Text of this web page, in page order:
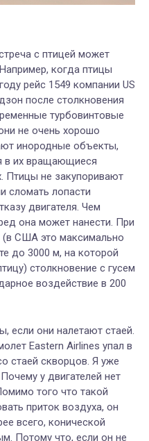
с птицей может
когда птицы
рейс 1549 компании US
после столкновения
турбовинтовые
не очень хорошо
инородные объекты,
в их вращающиеся
Птицы не закупоривают
сломать лопасти
двигателя. Чем
она может нанести. При
(в США это максимально
до 3000 м, на которой
столкновение с гусем
воздействие в 200
если они налетают стаей.
Eastern Airlines упал в
стаей скворцов. Я уже
у двигателей нет
того что такой
приток воздуха, он
всего, конической
Потому что, если он не